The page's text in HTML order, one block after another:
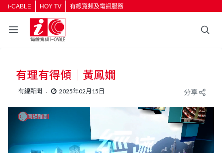
i-CABLE HOY TV 有線寬頻及電訊服務
有理有得傾｜黃鳳嫺
有線新聞 2025年02月15日 分享